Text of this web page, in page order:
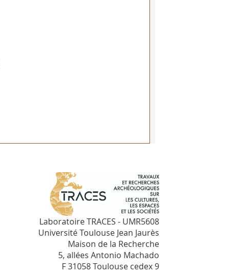
Laboratoire TRACES - UMR5608
Université Toulouse Jean Jaurès
Maison de la Recherche
5, allées Antonio Machado
F 31058 Toulouse cedex 9